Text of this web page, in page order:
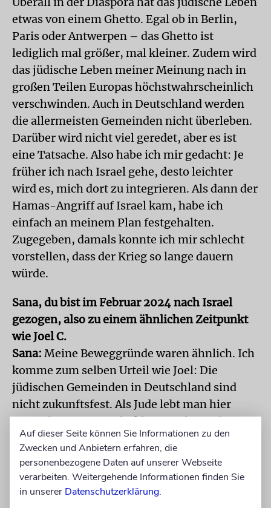
etwas von einem Ghetto. Egal ob in Berlin,
Paris oder Antwerpen – das Ghetto ist
lediglich mal größer, mal kleiner. Zudem wird
das jüdische Leben meiner Meinung nach in
großen Teilen Europas höchstwahrscheinlich
verschwinden. Auch in Deutschland werden
die allermeisten Gemeinden nicht überleben.
Darüber wird nicht viel geredet, aber es ist
eine Tatsache. Also habe ich mir gedacht: Je
früher ich nach Israel gehe, desto leichter
wird es, mich dort zu integrieren. Als dann der
Hamas-Angriff auf Israel kam, habe ich
einfach an meinem Plan festgehalten.
Zugegeben, damals konnte ich mir schlecht
vorstellen, dass der Krieg so lange dauern
würde.
Sana, du bist im Februar 2024 nach Israel
gezogen, also zu einem ähnlichen Zeitpunkt
wie Joel C.
Sana: Meine Beweggründe waren ähnlich. Ich
komme zum selben Urteil wie Joel: Die
jüdischen Gemeinden in Deutschland sind
nicht zukunftsfest. Als Jude lebt man hier
entweder in einer sehr kleinen Blase oder
assimiliert sich komplett. Man ist immer mit
der Frage konfrontiert, wie viel man von
seiner jüdischen Identität wirklich leben kann
und wie viel man von ihr aufgeben muss. Für
Auf dieser Seite können Sie Informationen zu den
Zwecken und Anbietern erfahren, die
personenbezogene Daten auf unserer Webseite
verarbeiten. Weitergehende Informationen finden Sie
in unserer Datenschutzerklärung.